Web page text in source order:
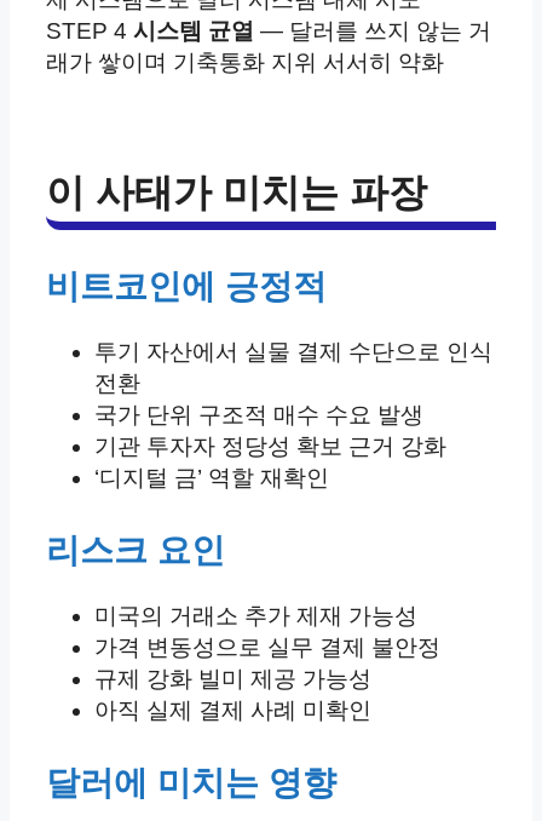
STEP 4 시스템 균열 — 달러를 쓰지 않는 거
래가 쌓이며 기축통화 지위 서서히 약화
이 사태가 미치는 파장
비트코인에 긍정적
투기 자산에서 실물 결제 수단으로 인식
전환
국가 단위 구조적 매수 수요 발생
기관 투자자 정당성 확보 근거 강화
‘디지털 금’ 역할 재확인
리스크 요인
미국의 거래소 추가 제재 가능성
가격 변동성으로 실무 결제 불안정
규제 강화 빌미 제공 가능성
아직 실제 결제 사례 미확인
달러에 미치는 영향